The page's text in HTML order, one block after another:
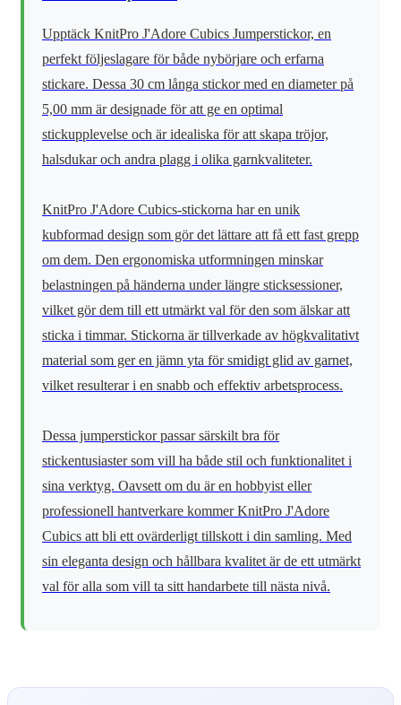
Upptäck KnitPro J'Adore Cubics Jumperstickor, en
perfekt följeslagare för både nybörjare och erfarna
stickare. Dessa 30 cm långa stickor med en diameter på
5,00 mm är designade för att ge en optimal
stickupplevelse och är idealiska för att skapa tröjor,
halsdukar och andra plagg i olika garnkvaliteter.
KnitPro J'Adore Cubics-stickorna har en unik
kubformad design som gör det lättare att få ett fast grepp
om dem. Den ergonomiska utformningen minskar
belastningen på händerna under längre sticksessioner,
vilket gör dem till ett utmärkt val för den som älskar att
sticka i timmar. Stickorna är tillverkade av högkvalitativt
material som ger en jämn yta för smidigt glid av garnet,
vilket resulterar i en snabb och effektiv arbetsprocess.
Dessa jumperstickor passar särskilt bra för
stickentusiaster som vill ha både stil och funktionalitet i
sina verktyg. Oavsett om du är en hobbyist eller
professionell hantverkare kommer KnitPro J'Adore
Cubics att bli ett ovärderligt tillskott i din samling. Med
sin eleganta design och hållbara kvalitet är de ett utmärkt
val för alla som vill ta sitt handarbete till nästa nivå.